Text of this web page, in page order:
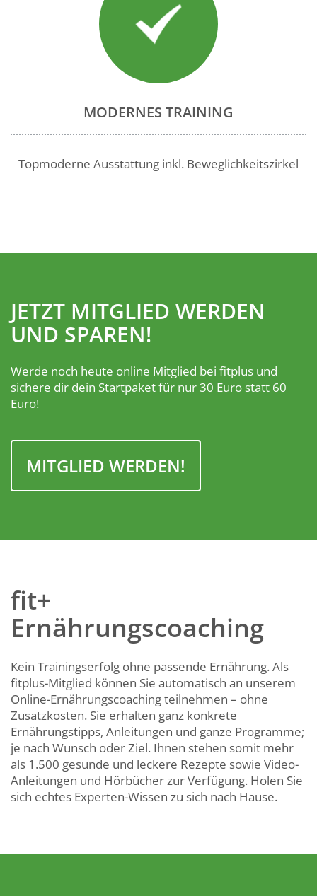
MODERNES TRAINING
Topmoderne Ausstattung inkl. Beweglichkeitszirkel
JETZT MITGLIED WERDEN
UND SPAREN!
Werde noch heute online Mitglied bei fitplus und
sichere dir dein Startpaket für nur 30 Euro statt 60
Euro!
MITGLIED WERDEN!
fit+
Ernährungscoaching
Kein Trainingserfolg ohne passende Ernährung. Als
fitplus-Mitglied können Sie automatisch an unserem
Online-Ernährungscoaching teilnehmen – ohne
Zusatzkosten. Sie erhalten ganz konkrete
Ernährungstipps, Anleitungen und ganze Programme;
je nach Wunsch oder Ziel. Ihnen stehen somit mehr
als 1.500 gesunde und leckere Rezepte sowie Video-
Anleitungen und Hörbücher zur Verfügung. Holen Sie
sich echtes Experten-Wissen zu sich nach Hause.